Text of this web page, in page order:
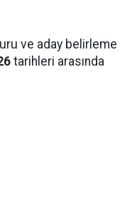
ve aday belirleme
tarihleri arasında